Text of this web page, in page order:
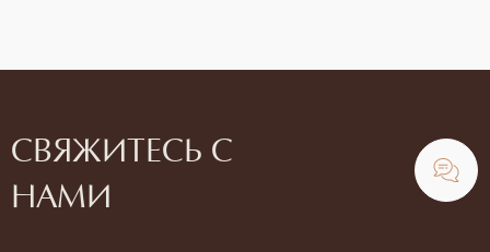
СВЯЖИТЕСЬ С
НАМИ